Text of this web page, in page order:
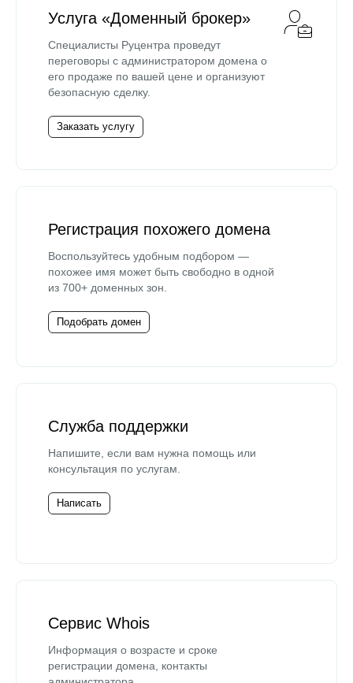
Услуга «Доменный брокер»
Специалисты Руцентра проведут
переговоры с администратором домена о
его продаже по вашей цене и организуют
безопасную сделку.
Заказать услугу
Регистрация похожего домена
Воспользуйтесь удобным подбором —
похожее имя может быть свободно в одной
из 700+ доменных зон.
Подобрать домен
Служба поддержки
Напишите, если вам нужна помощь или
консультация по услугам.
Написать
Сервис Whois
Информация о возрасте и сроке
регистрации домена, контакты